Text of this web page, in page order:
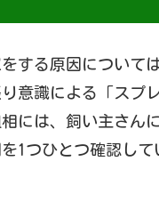
する原因について
意識による「スプ
には、飼い主さん
1つひとつ確認して